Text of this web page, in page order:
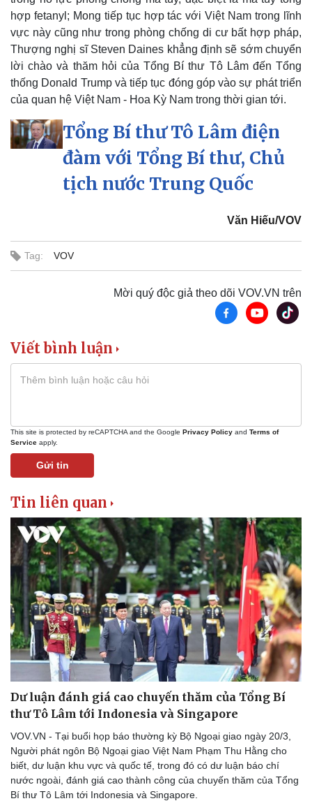
Doanh nghiệp 24h
Sức khỏe
Dinh dưỡng - món ngon
Cây thuốc
Sản phụ khoa
Nhi khoa
Nam khoa
Làm đẹp - giảm cân
Phòng mạch online
Ăn sạch sống khỏe
Đời sống
Nhà đẹp
Blog
Tình yêu - Gia đình
hợp fetanyl; Mong tiếp tục hợp tác với Việt Nam trong lĩnh
vực này cũng như trong phòng chống di cư bất hợp pháp,
Thượng nghị sĩ Steven Daines khẳng định sẽ sớm chuyển
lời chào và thăm hỏi của Tổng Bí thư Tô Lâm đến Tổng
thống Donald Trump và tiếp tục đóng góp vào sự phát triển
của quan hệ Việt Nam - Hoa Kỳ Nam trong thời gian tới.
Tổng Bí thư Tô Lâm điện
đàm với Tổng Bí thư, Chủ
tịch nước Trung Quốc
Văn Hiếu/VOV
Tag: VOV
Mời quý độc giả theo dõi VOV.VN trên
Viết bình luận
This site is protected by reCAPTCHA and the Google Privacy Policy and Terms of
Service apply.
Gửi tin
Tin liên quan
Dư luận đánh giá cao chuyến thăm của Tổng Bí
thư Tô Lâm tới Indonesia và Singapore
VOV.VN - Tại buổi họp báo thường kỳ Bộ Ngoại giao ngày 20/3,
Người phát ngôn Bộ Ngoại giao Việt Nam Phạm Thu Hằng cho
biết, dư luận khu vực và quốc tế, trong đó có dư luận báo chí
nước ngoài, đánh giá cao thành công của chuyến thăm của Tổng
Bí thư Tô Lâm tới Indonesia và Singapore.